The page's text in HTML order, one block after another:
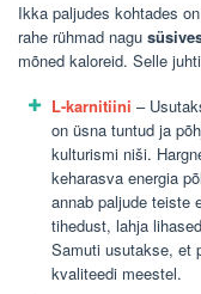
Ikka paljudes kohtades
rahe rühmad nagu
mõned kaloreid. Selle
L-karnitiini –
on üsna tuntud ja
kulturismi niši.
keharasva energia
annab paljude teiste
tihedust, lahja
Samuti usutakse, et
kvaliteedi meestel.